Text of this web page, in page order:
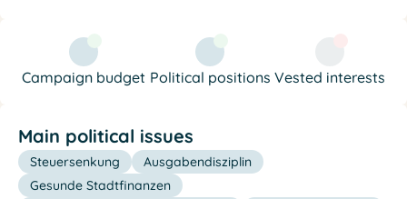
Campaign budget Political positions Vested interests
Main political issues
Steuersenkung
Ausgabendisziplin
Gesunde Stadtfinanzen